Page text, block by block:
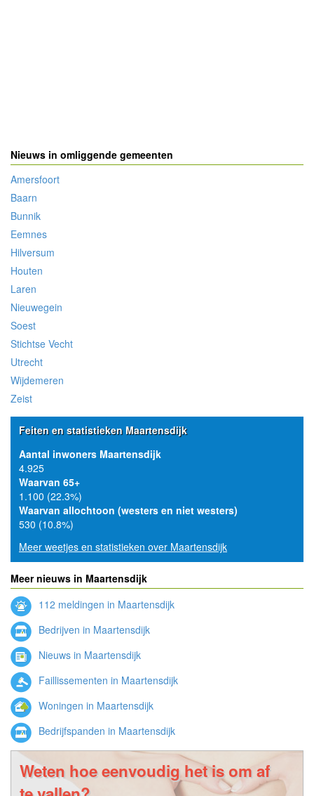
Nieuws in omliggende gemeenten
Amersfoort
Baarn
Bunnik
Eemnes
Hilversum
Houten
Laren
Nieuwegein
Soest
Stichtse Vecht
Utrecht
Wijdemeren
Zeist
Feiten en statistieken Maartensdijk
Aantal inwoners Maartensdijk
4.925
Waarvan 65+
1.100 (22.3%)
Waarvan allochtoon (westers en niet westers)
530 (10.8%)
Meer weetjes en statistieken over Maartensdijk
Meer nieuws in Maartensdijk
112 meldingen in Maartensdijk
Bedrijven in Maartensdijk
Nieuws in Maartensdijk
Faillissementen in Maartensdijk
Woningen in Maartensdijk
Bedrijfspanden in Maartensdijk
Weten hoe eenvoudig het is om af